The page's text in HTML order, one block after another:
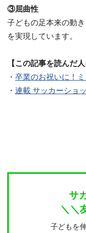
③屈曲性
子どもの足本来の動
を実現しています。
【この記事を読んだ
・ 卒業のお祝いに！
・ 連載 サッカーショ
サ
＼＼
子どもを